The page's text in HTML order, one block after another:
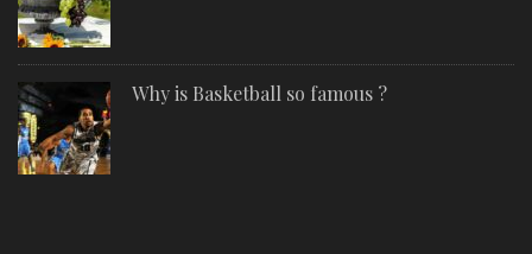
Why is Basketball so famous ?